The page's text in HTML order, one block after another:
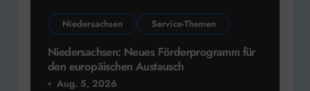
Niedersachsen Service-Themen
Niedersachsen: Neues Förderprogramm für
den europäischen Austausch
Aug. 5, 2026